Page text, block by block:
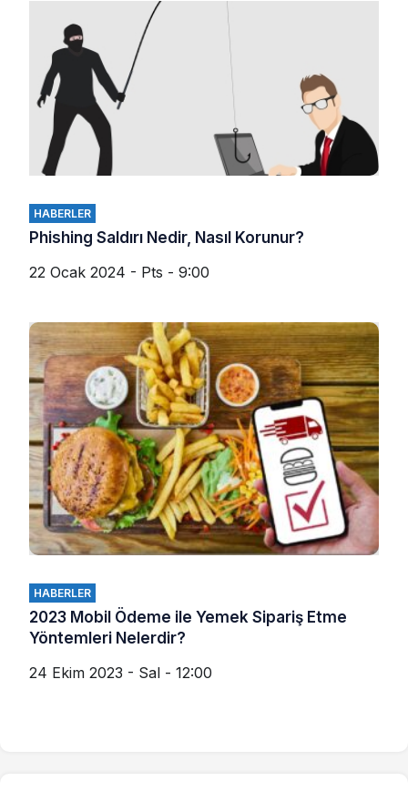
HABERLER
Phishing Saldırı Nedir, Nasıl Korunur?
22 Ocak 2024 - Pts - 9:00
HABERLER
2023 Mobil Ödeme ile Yemek Sipariş Etme
Yöntemleri Nelerdir?
24 Ekim 2023 - Sal - 12:00